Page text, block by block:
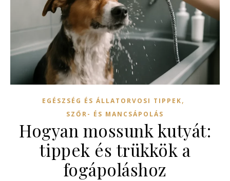
EGÉSZSÉG ÉS ÁLLATORVOSI TIPPEK,
SZŐR- ÉS MANCSÁPOLÁS
Hogyan mossunk kutyát:
tippek és trükkök a
fogápoláshoz